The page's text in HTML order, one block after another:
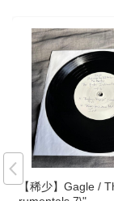
【稀少】Gagle /